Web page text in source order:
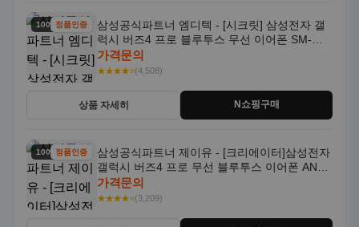
100% 할인
정품인증
삼성공식파트너 엠디텍 - [시크릿] 삼성전자 갤
럭시 버즈4 프로 블루투스 무선 이어폰 SM-
R640N
가격문의
★★★★⭐(4,508)
상품 자세히 N쇼핑구매
100% 할인
정품인증
삼성공식파트너 제이유 - [크리에이터]삼성전자
갤럭시 버즈4 프로 무선 블루투스 이어폰 ANC
SM-R640N
가격문의
★★★★⭐(3,209)